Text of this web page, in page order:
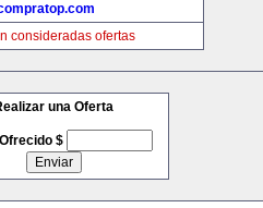
consideradas ofertas
una Oferta
$